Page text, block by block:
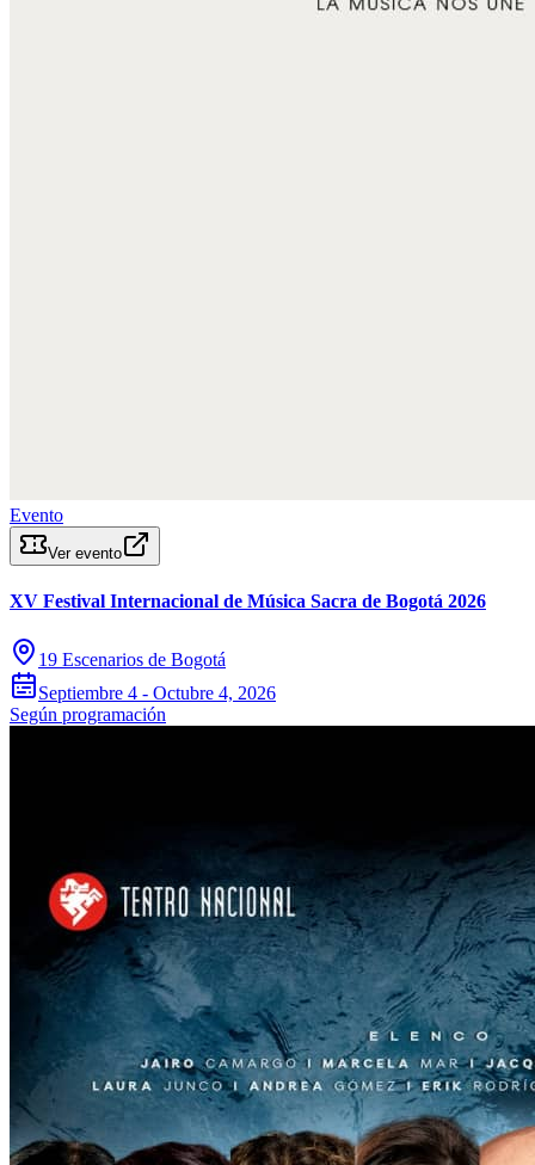
Evento
Ver evento
XV Festival Internacional de Música Sacra de Bogotá 2026
19 Escenarios de Bogotá
Septiembre 4 - Octubre 4, 2026
Según programación